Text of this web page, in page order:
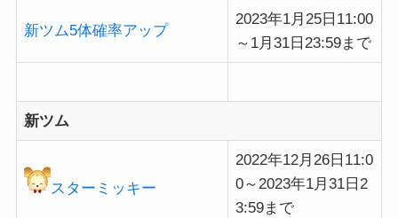
新ツム5体確率アップ
2023年1月25日11:00
～1月31日23:59まで
新ツム
スターミッキー
2022年12月26日11:0
0～2023年1月31日2
3:59まで